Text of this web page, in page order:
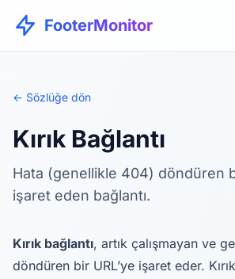
FooterMonitor
← Sözlüğe dön
Kırık Bağlantı
Hata (genellikle 404) döndüren
işaret eden bağlantı.
Kırık bağlantı, artık çalışmayan ve
döndüren bir URL’ye işaret eder.